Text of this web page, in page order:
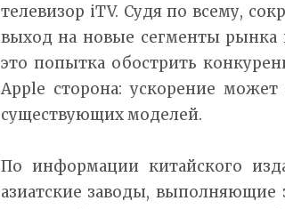
телевизор iTV. Судя по всему,
выход на новые сегменты рынка
это попытка обострить
Apple сторона: ускорение
существующих моделей.
По информации китайского
азиатские заводы, выполняющие